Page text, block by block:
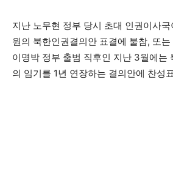
지난 노무현 정부 당시 초대 인권이사
원의 북한인권결의안 표결에 불참, 또
이명박 정부 출범 직후인 지난 3월에는
의 임기를 1년 연장하는 결의안에 찬성